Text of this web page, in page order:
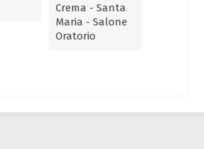
Crema - Santa
Maria - Salone
Oratorio